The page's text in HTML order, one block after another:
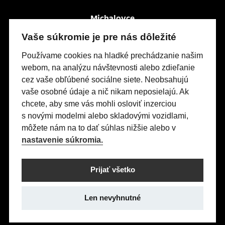
Michalovce
Modely Opel
Titulná stránka
Skladové vozidlá
Servis & Príslušenstvo
Kontakty
Nastavení cookies
Comin.cz, s.r.o. &lead management GROWITO
Vaše súkromie je pre nás dôležité
Používame cookies na hladké prechádzanie našim
webom, na analýzu návštevnosti alebo zdieľanie
cez vaše obľúbené sociálne siete. Neobsahujú
vaše osobné údaje a nič nikam neposielajú. Ak
chcete, aby sme vás mohli osloviť inzerciou
s novými modelmi alebo skladovými vozidlami,
môžete nám na to dať súhlas nižšie alebo v
nastavenie súkromia.
Prijať všetko
Len nevyhnutné